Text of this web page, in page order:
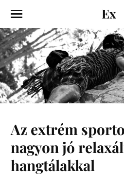
Ex
Az extrém
nagyon jó
hangtálakkal